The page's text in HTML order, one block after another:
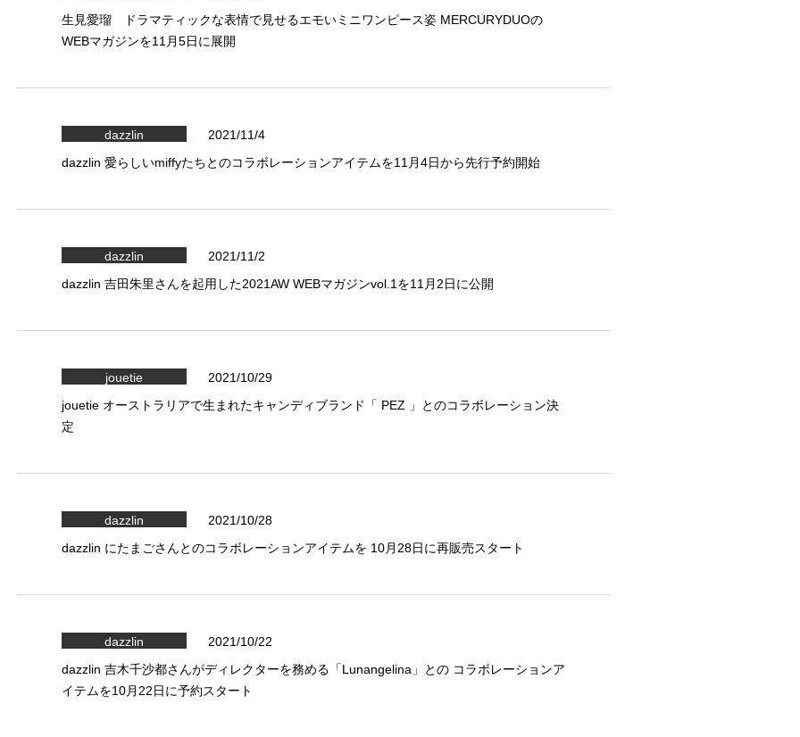
生見愛瑠 ドラマティックな表情で見せるエモいミニワンピース姿 MERCURYDUOの
WEBマガジンを11月5日に展開
dazzlin
2021/11/4
dazzlin 愛らしいmiffyたちとのコラボレーションアイテムを11月4日から先行予約開始
dazzlin
2021/11/2
dazzlin 吉田朱里さんを起用した2021AW WEBマガジンvol.1を11月2日に公開
jouetie
2021/10/29
jouetie オーストラリアで生まれたキャンディブランド「 PEZ 」とのコラボレーション決
定
dazzlin
2021/10/28
dazzlin にたまごさんとのコラボレーションアイテムを 10月28日に再販売スタート
dazzlin
2021/10/22
dazzlin 吉木千沙都さんがディレクターを務める「Lunangelina」との コラボレーションア
イテムを10月22日に予約スタート